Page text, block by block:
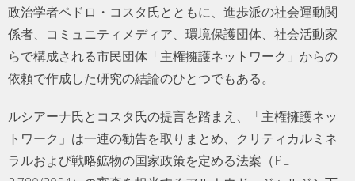
政治学者ペドロ・コスタ氏とともに、進歩派の社会運動関
係者、コミュニティメディア、環境保護団体、社会活動家
らで構成される市民団体「主権擁護ネットワーク」からの
依頼で作成した研究の結論のひとつでもある。
ルシアーナ氏とコスタ氏の提言を踏まえ、「主権擁護ネッ
トワーク」は一連の勧告を取りまとめ、クリティカルミネ
ラルおよび戦略鉱物の国家政策を定める法案（PL